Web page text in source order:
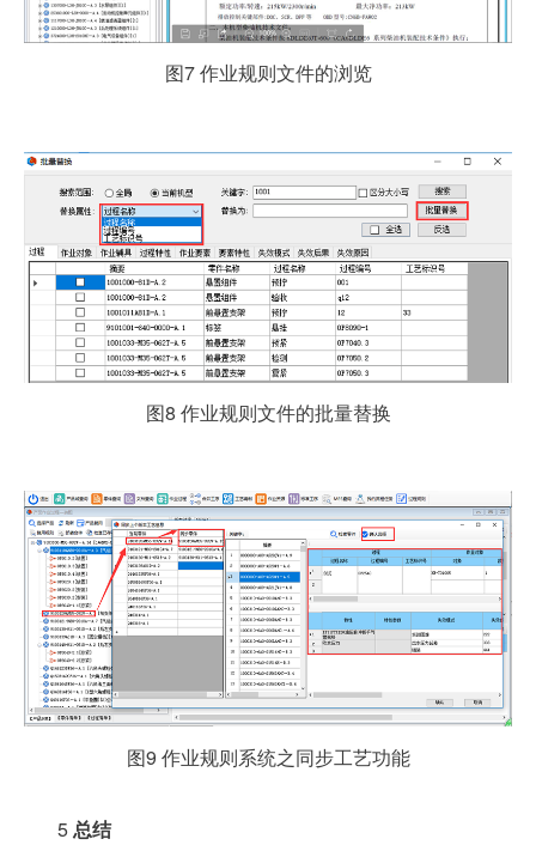
图7 作业规则文件的浏览
图8 作业规则文件的批量替换
图9 作业规则系统之同步工艺功能
5 总结